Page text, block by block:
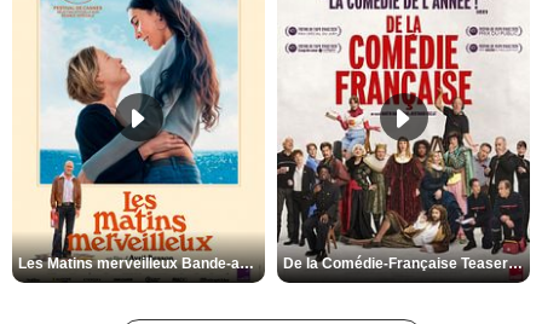
Les Matins merveilleux Bande-annonce VF De la Comédie-Française Teaser VF